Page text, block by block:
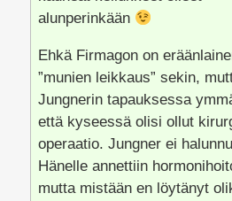
alunperinkään
Ehkä Firmagon on
”munien leikkaus” sekin,
Jungnerin tapauksessa
että kyseessä olisi ollut
operaatio. Jungner ei
Hänelle annettiin
mutta mistään en löytänyt